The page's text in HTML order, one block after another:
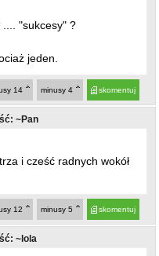
"sukcesy" ?
jeden.
skomentuj
minusy 4
14
~Pan
i cześć radnych wokół
skomentuj
minusy 5
12
~lola